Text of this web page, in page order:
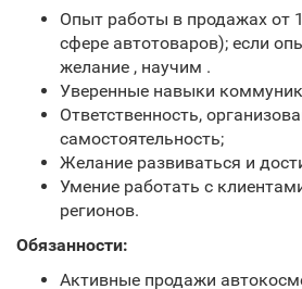
Опыт работы в продажах от
сфере автотоваров); если
желание , научим .
Уверенные навыки
Ответственность,
самостоятельность;
Желание развиваться и
Умение работать с
регионов.
Обязанности:
Активные продажи